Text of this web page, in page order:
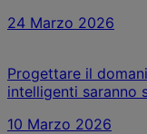
24 Marzo 2026
Progettare il
intelligenti saranno
10 Marzo 2026